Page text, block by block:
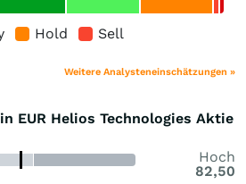
Hold
Sell
Weitere Analysteneinschätzungen »
EUR Helios Technologies Aktie
Hoch
82,50